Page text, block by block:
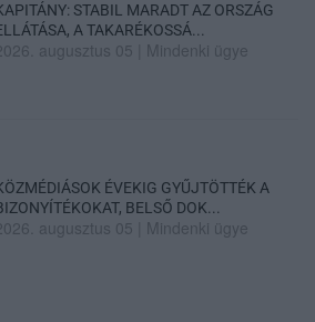
STABIL MARADT AZ ORSZÁG
A TAKARÉKOSSÁ...
augusztus 05 Mindenki ügye
ÉVEKIG GYŰJTÖTTÉK A
BELSŐ DOK...
augusztus 05 Mindenki ügye